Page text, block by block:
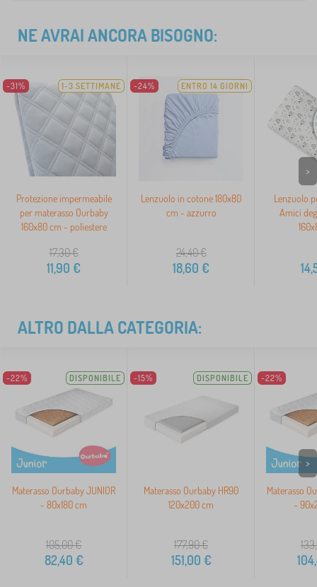
NE AVRAI ANCORA BISOGNO:
-31% 1-3 SETTIMANE
Protezione impermeabile
per materasso Ourbaby
160x80 cm - poliestere
17,30€
11,90 €
-24% ENTRO 14 GIORNI
Lenzuolo in cotone 180x80
cm - azzurro
24,40€
18,60 €
Lenzuolo
Amici
>
ALTRO DALLA CATEGORIA:
-22% DISPONIBILE
Materasso Ourbaby JUNIOR
- 80x180 cm
105,00€
82,40 €
-15% DISPONIBILE
Materasso Ourbaby HR90
120x200 cm
177,90€
151,00 €
-22%
Materasso
-
>